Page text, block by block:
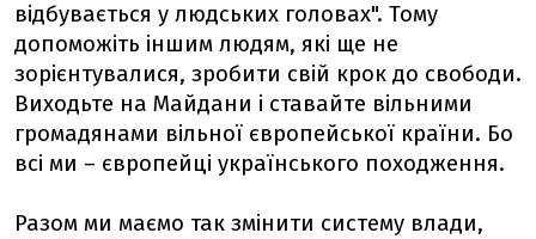
відбувається у людських головах". Тому
допоможіть іншим людям, які ще не
зорієнтувалися, зробити свій крок до свободи.
Виходьте на Майдани і ставайте вільними
громадянами вільної європейської країни. Бо
всі ми – європейці українського походження.
Разом ми маємо так змінити систему влади,